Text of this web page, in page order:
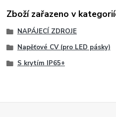
Zboží zařazeno v
NAPÁJECÍ ZDROJE
Napěťové CV (pro LED pásky)
S krytím IP65+